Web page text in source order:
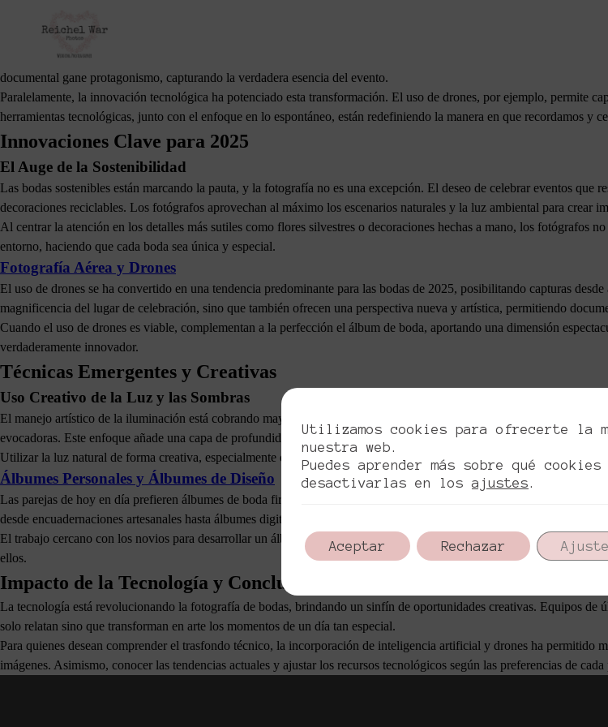
La fotografía de bodas ha recorrido un largo camino, trascendiendo las tradicionales poses y capturas rígidas para
momentos genuinos y auténticos de su celebración, priorizando las risas, las miradas cómplices y los gestos sinceros
documental gane protagonismo, capturando la verdadera esencia del evento.
Paralelamente, la innovación tecnológica ha potenciado esta transformación. El uso de drones, por ejemplo, permite
herramientas tecnológicas, junto con el enfoque en lo espontáneo, están redefiniendo la manera en que recordamos y
Innovaciones Clave para 2025
El Auge de la Sostenibilidad
Las bodas sostenibles están marcando la pauta, y la fotografía no es una excepción. El deseo de celebrar eventos
decoraciones reciclables. Los fotógrafos aprovechan al máximo los escenarios naturales y la luz ambiental para crear
Al centrar la atención en los detalles más sutiles como flores silvestres o decoraciones hechas a mano, los fotógrafos
entorno, haciendo que cada boda sea única y especial.
Fotografía Aérea y Drones
El uso de drones se ha convertido en una tendencia predominante para las bodas de 2025, posibilitando capturas
magnificencia del lugar de celebración, sino que también ofrecen una perspectiva nueva y artística, permitiendo
Cuando el uso de drones es viable, complementan a la perfección el álbum de boda, aportando una dimensión
verdaderamente innovador.
Técnicas Emergentes y Creativas
Uso Creativo de la Luz y las Sombras
El manejo artístico de la iluminación está cobrando mayor relevancia. Los fotógrafos juegan con luces y sombras
evocadoras. Este enfoque añade una capa de profundidad y drama a las fotografías, redefiniendo la estética de los
Utilizar la luz natural de forma creativa, especialmente durante las puestas de sol, permite a los fotógrafos resaltar
Álbumes Personales y Álbumes de Diseño
Las parejas de hoy en día prefieren álbumes de boda firmemente personalizados que reflejan su estilo personal y
desde encuadernaciones artesanales hasta álbumes digitales interactivos que encapsulan los momentos especiales de
El trabajo cercano con los novios para desarrollar un álbum que encapsule sus preferencias y momentos más
ellos.
Impacto de la Tecnología y Conclusiones
La tecnología está revolucionando la fotografía de bodas, brindando un sinfín de oportunidades creativas. Equipos de
solo relatan sino que transforman en arte los momentos de un día tan especial.
Para quienes desean comprender el trasfondo técnico, la incorporación de inteligencia artificial y drones ha
imágenes. Asimismo, conocer las tendencias actuales y ajustar los recursos tecnológicos según las preferencias de
Utilizamos cookies para ofrecerte la
nuestra web.
Puedes aprender más sobre qué
desactivarlas en losajustes
Aceptar Rechazar